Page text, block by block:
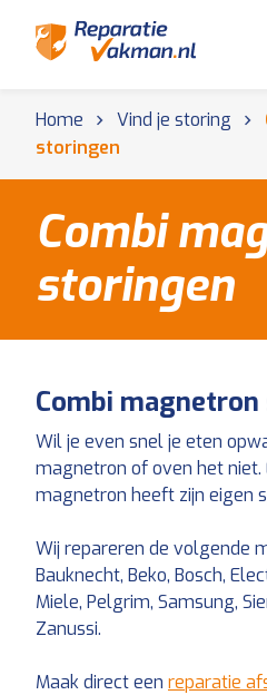
Home Vind je storing
storingen
Combi
storingen
Combi
Wil je even snel je eten
magnetron of oven het niet.
magnetron heeft zijn eigen
Wij repareren de volgende
Bauknecht, Beko, Bosch,
Miele, Pelgrim, Samsung,
Zanussi.
Maak direct een reparatie